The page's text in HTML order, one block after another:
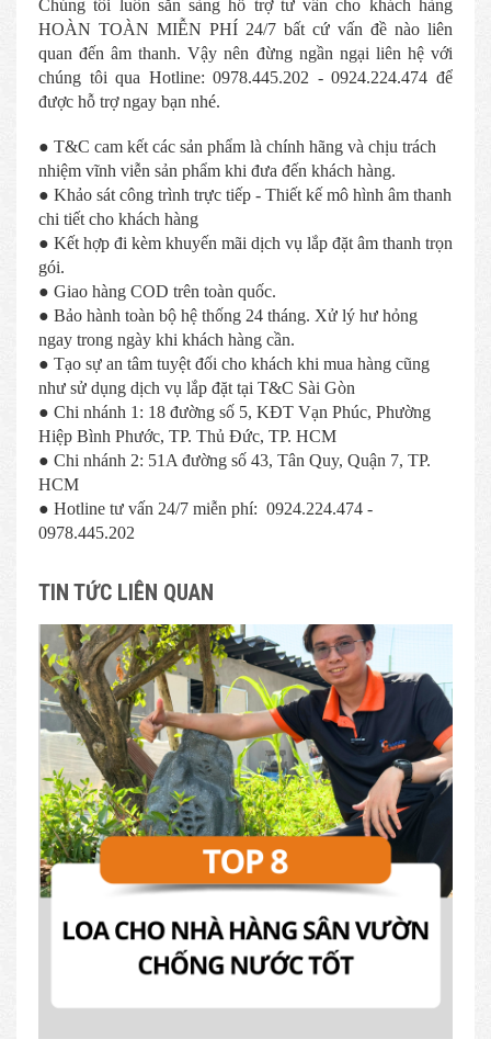
Chúng tôi luôn sẵn sàng hỗ trợ tư vấn cho khách hàng
HOÀN TOÀN MIỄN PHÍ 24/7 bất cứ vấn đề nào liên
quan đến âm thanh. Vậy nên đừng ngần ngại liên hệ với
chúng tôi qua Hotline: 0978.445.202 - 0924.224.474 để
được hỗ trợ ngay bạn nhé.
● T&C cam kết các sản phẩm là chính hãng và chịu trách
nhiệm vĩnh viễn sản phẩm khi đưa đến khách hàng.
● Khảo sát công trình trực tiếp - Thiết kế mô hình âm thanh
chi tiết cho khách hàng
● Kết hợp đi kèm khuyến mãi dịch vụ lắp đặt âm thanh trọn
gói.
● Giao hàng COD trên toàn quốc.
● Bảo hành toàn bộ hệ thống 24 tháng. Xử lý hư hỏng
ngay trong ngày khi khách hàng cần.
● Tạo sự an tâm tuyệt đối cho khách khi mua hàng cũng
như sử dụng dịch vụ lắp đặt tại T&C Sài Gòn
● Chi nhánh 1: 18 đường số 5, KĐT Vạn Phúc, Phường
Hiệp Bình Phước, TP. Thủ Đức, TP. HCM
● Chi nhánh 2: 51A đường số 43, Tân Quy, Quận 7, TP.
HCM
● Hotline tư vấn 24/7 miễn phí: 0924.224.474 -
0978.445.202
TIN TỨC LIÊN QUAN